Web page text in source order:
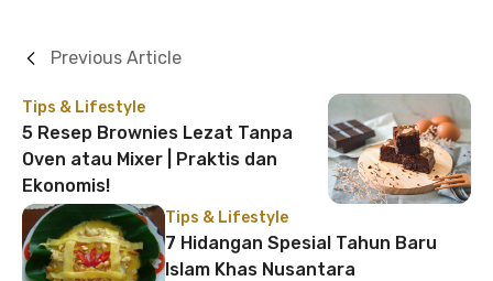
Tips & Lifestyle
5 Resep Brownies Lezat Tanpa
Oven atau Mixer | Praktis dan
Ekonomis!
Previous Article
Tips & Lifestyle
7 Hidangan Spesial Tahun Baru
Islam Khas Nusantara